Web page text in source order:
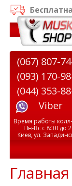
на
(067) 807-
(093) 170-
(044) 353-
Viber
Время работы
Пн-Вс с 8:30 до
Киев, ул.
Главная